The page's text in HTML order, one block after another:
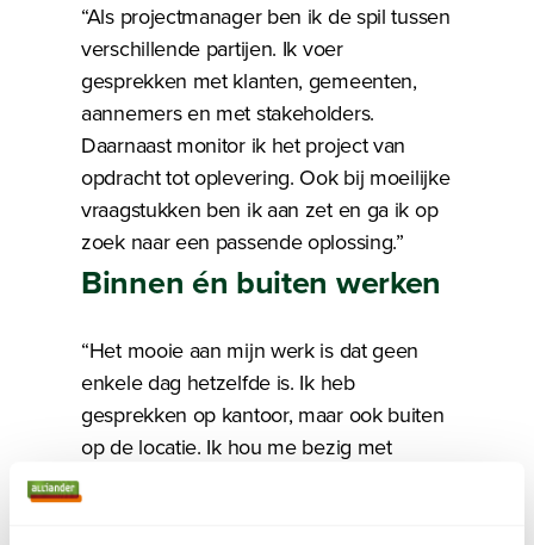
“Als projectmanager ben ik de spil tussen
verschillende partijen. Ik voer
gesprekken met klanten, gemeenten,
aannemers en met stakeholders.
Daarnaast monitor ik het project van
opdracht tot oplevering. Ook bij moeilijke
vraagstukken ben ik aan zet en ga ik op
zoek naar een passende oplossing.”
Binnen én buiten werken
“Het mooie aan mijn werk is dat geen
enkele dag hetzelfde is. Ik heb
gesprekken op kantoor, maar ook buiten
op de locatie. Ik hou me bezig met
planningen, los problemen op en bekijk